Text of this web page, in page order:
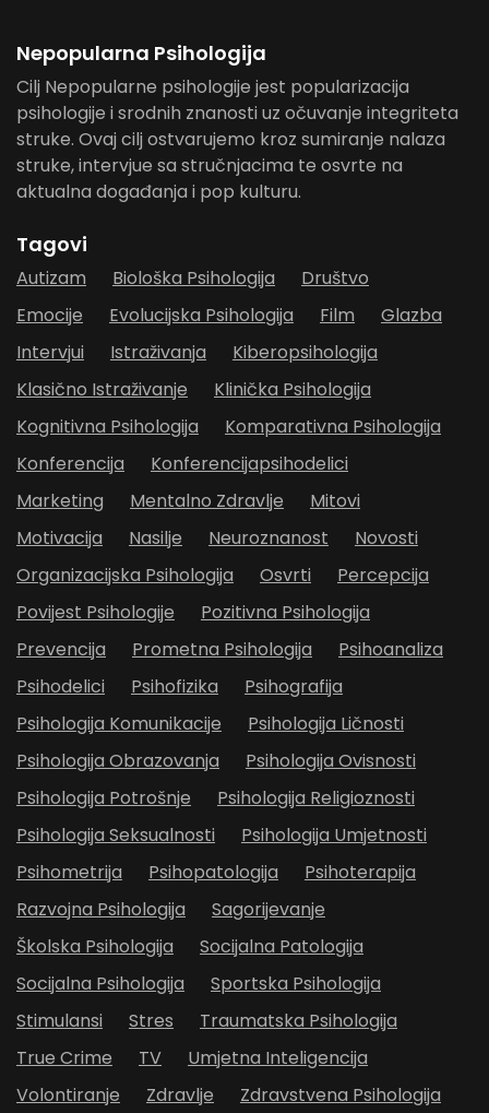
Nepopularna Psihologija
Cilj Nepopularne psihologije jest popularizacija
psihologije i srodnih znanosti uz očuvanje integriteta
struke. Ovaj cilj ostvarujemo kroz sumiranje nalaza
struke, intervjue sa stručnjacima te osvrte na
aktualna događanja i pop kulturu.
Tagovi
Autizam Biološka Psihologija
Društvo
Emocije
Evolucijska Psihologija Film
Glazba
Intervjui
Istraživanja
Kiberopsihologija
Klasično Istraživanje
Klinička Psihologija
Kognitivna Psihologija
Komparativna Psihologija
Konferencija
Konferencijapsihodelici
Marketing
Mentalno Zdravlje
Mitovi
Motivacija
Nasilje Neuroznanost
Novosti
Organizacijska Psihologija
Osvrti
Percepcija
Povijest Psihologije
Pozitivna Psihologija
Prevencija
Prometna Psihologija
Psihoanaliza
Psihodelici
Psihofizika
Psihografija
Psihologija Komunikacije
Psihologija Ličnosti
Psihologija Obrazovanja
Psihologija Ovisnosti
Psihologija Potrošnje
Psihologija Religioznosti
Psihologija Seksualnosti
Psihologija Umjetnosti
Psihometrija
Psihopatologija
Psihoterapija
Razvojna Psihologija
Sagorijevanje
Školska Psihologija
Socijalna Patologija
Socijalna Psihologija
Sportska Psihologija
Stimulansi
Stres
Traumatska Psihologija
True Crime
TV
Umjetna Inteligencija
Volontiranje
Zdravlje Zdravstvena Psihologija